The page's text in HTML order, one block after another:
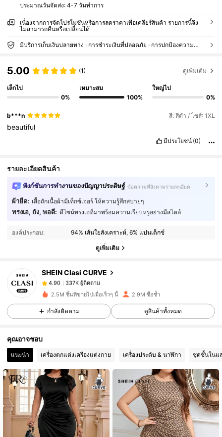
ประมาณวันจัดส่ง: 4-7 วันทำการ
เนื่องจากการจัดโปรโมชั่นหรือการลดราคาเพื่อเคลียร์สินค้า รายการนี้จึง
ไม่สามารถคืนหรือเปลี่ยนได้
มีบริการเก็บเงินปลายทาง · การชำระเงินที่ปลอดภัย · การปกป้องความเป็นส่วนตัว
5.00 (1) ดูเพิ่มเติม
เล็กไป
0%
เหมาะสม
100%
ใหญ่ไป
0%
b***n สี: สีดำ / ไซส์: 1XL
beautiful
มีประโยชน์ (0)
รายละเอียดสินค้า
ฟังก์ชันการทำงานของปัญญาประดิษฐ์ ข้อความที่อิงตามรายละเอียด
ผ้ายืด: เสื้อถักเนื้อผ้ามีเท็กซ์เจอร์ ให้ความรู้สึกสบายๆ
ทรงเอ, ถัง, พอดี: ดีไซน์ทรงเอที่มาพร้อมความเรียบหรูอย่างมีสไตล์
องค์ประกอบ: 94% เส้นใยสังเคราะห์, 6% แปนเด็กซ์
ดูเพิ่มเติม
SHEIN Clasi CURVE
4.90 337K ผู้ติดตาม
4.90
337K ผู้ติดตาม
w***2จ่าย 1 วันที่ผ่านมา
4.90 337K ผู้ติดตาม
4.90 337K ผู้ติดตาม
4.90 337K ผู้ติดตาม
2.5M ชิ้นที่ขายไปเมื่อเร็วๆ นี้ 2.9M ซื้อซ้ำ
กำลังติดตาม ดูสินค้าทั้งหมด
คุณอาจชอบ
แนะนำ เครื่องตกแต่งเครื่องแต่งกาย เครื่องประดับ & นาฬิกา ชุดชั้นในแ